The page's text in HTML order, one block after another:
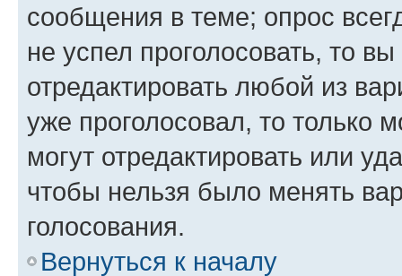
сообщения в теме; опрос
не успел проголосовать, то
отредактировать любой из
уже проголосовал, то только
могут отредактировать или
чтобы нельзя было менять
голосования.
Вернуться к началу